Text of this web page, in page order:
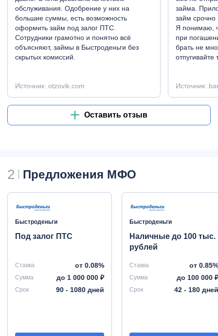
обслуживания. Одобрение у них на
большие суммы, есть возможность
оформить займ под залог ПТС.
Сотрудники грамотно и понятно всё
объясняют, займы в Быстроденьги без
скрытых комиссий.
Источник: otzovik.com
займа.
займ срочно
Я понимаю,
при
брать не
отпугивайте
Источник:
Оставить отзыв
2 Предложения МФО
Быстроденьги
Под залог ПТС
Ставка от 0.08%
Сумма до 1 000 000 ₽
Срок 90 - 1080 дней
Быстроденьги
Наличные до 100 тыс.
рублей
Ставка от 0.85%
Сумма до 100 000 ₽
Срок 42 - 180 дней